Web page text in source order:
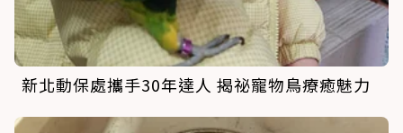
新北動保處攜手30年達人 揭祕寵物鳥療癒魅力